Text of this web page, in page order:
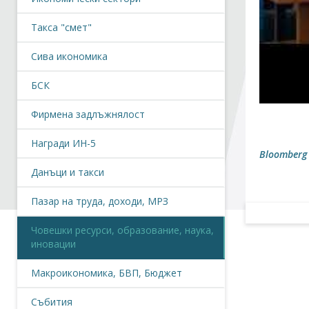
Такса "смет"
Сива икономика
БСК
Фирмена задлъжнялост
Награди ИН-5
Данъци и такси
Пазар на труда, доходи, МРЗ
Човешки ресурси, образование, наука,
иновации
Макроикономика, БВП, Бюджет
Събития